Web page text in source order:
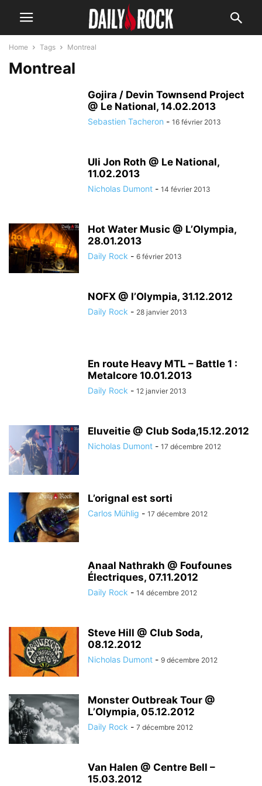
Home Tags Montreal
Montreal
Gojira / Devin Townsend Project
@ Le National, 14.02.2013
Sebastien Tacheron - 16 février 2013
Uli Jon Roth @ Le National,
11.02.2013
Nicholas Dumont - 14 février 2013
Hot Water Music @ L’Olympia,
28.01.2013
Daily Rock - 6 février 2013
NOFX @ l’Olympia, 31.12.2012
Daily Rock - 28 janvier 2013
En route Heavy MTL – Battle 1 :
Metalcore 10.01.2013
Daily Rock - 12 janvier 2013
Eluveitie @ Club Soda,15.12.2012
Nicholas Dumont - 17 décembre 2012
L’orignal est sorti
Carlos Mühlig - 17 décembre 2012
Anaal Nathrakh @ Foufounes
Électriques, 07.11.2012
Daily Rock - 14 décembre 2012
Steve Hill @ Club Soda,
08.12.2012
Nicholas Dumont - 9 décembre 2012
Monster Outbreak Tour @
L’Olympia, 05.12.2012
Daily Rock - 7 décembre 2012
Van Halen @ Centre Bell –
15.03.2012